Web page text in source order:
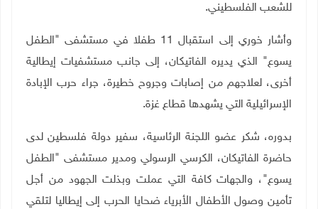
للشعب الفلسطيني.
وأشار خوري إلى استقبال 11 طفلا في مستشفى "الطفل
يسوع" الذي يديره الفاتيكان، إلى جانب مستشفيات إيطالية
أخرى، لعلاجهم من إصابات وجروح خطيرة، جراء حرب الإبادة
الإسرائيلية التي يشهدها قطاع غزة.
بدوره، شكر عضو اللجنة الرئاسية، سفير دولة فلسطين لدى
حاضرة الفاتيكان، الكرسي الرسولي ومدير مستشفى "الطفل
يسوع"، والجهات كافة التي عملت وبذلت الجهود من أجل
تأمين وصول الأطفال الأبرياء ضحايا الحرب إلى إيطاليا لتلقي